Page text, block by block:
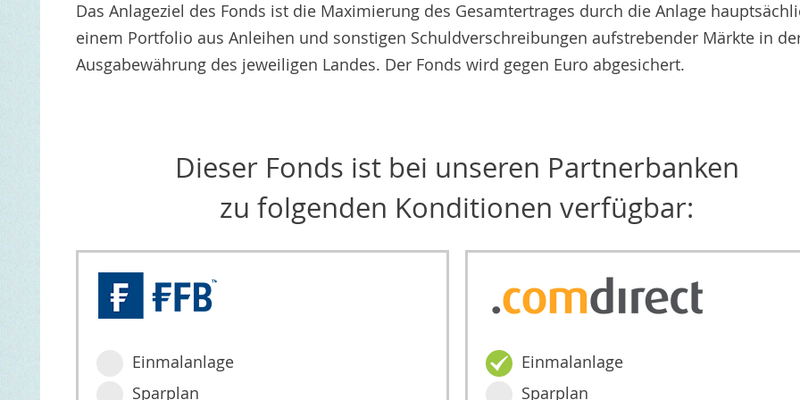
Das Anlageziel des Fonds ist die Maximierung des Gesamtertrages durch die Anlage
einem Portfolio aus Anleihen und sonstigen Schuldverschreibungen aufstrebender Märkte in
Ausgabewährung des jeweiligen Landes. Der Fonds wird gegen Euro abgesichert.
Dieser Fonds ist bei unseren Partnerbanken
zu folgenden Konditionen verfügbar:
Einmalanlage
Sparplan
Einmalanlage
Sparplan